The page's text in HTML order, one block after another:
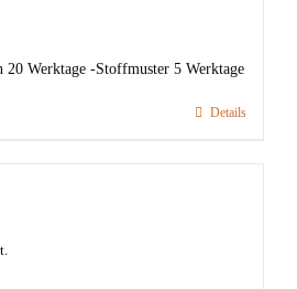
20 Werktage -Stoffmuster 5 Werktage
Details